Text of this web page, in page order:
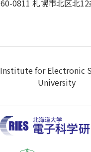
0811 札幌市北区北
for Electronic
University